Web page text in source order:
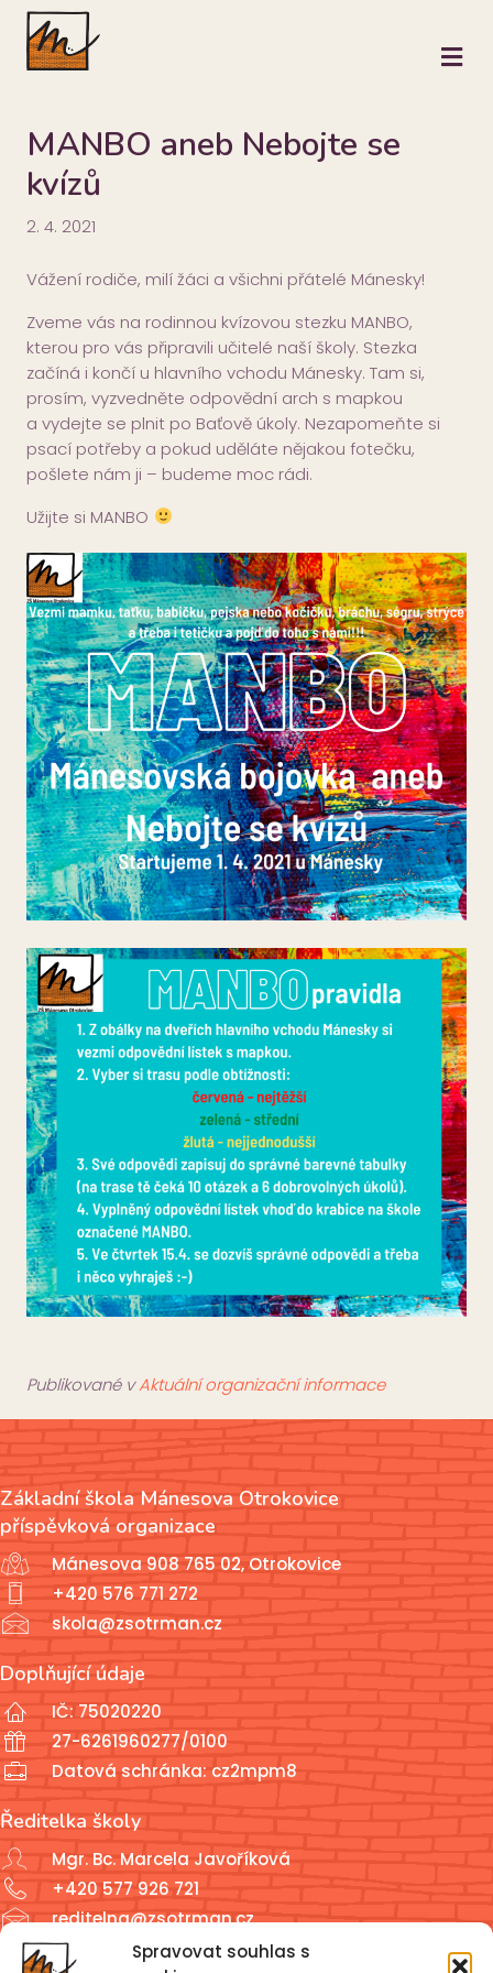
Spravovat souhlas s
MANBO aneb Nebojte se
kvízů
2. 4. 2021
Vážení rodiče, milí žáci a všichni přátelé Mánesky!
Zveme vás na rodinnou kvízovou stezku MANBO,
kterou pro vás připravili učitelé naší školy. Stezka
začíná i končí u hlavního vchodu Mánesky. Tam si,
prosím, vyzvedněte odpovědní arch s mapkou
a vydejte se plnit po Baťově úkoly. Nezapomeňte si
psací potřeby a pokud uděláte nějakou fotečku,
pošlete nám ji – budeme moc rádi.
Užijte si MANBO
Publikované vAktuální organizační informace
Základní škola Mánesova Otrokovice
příspěvková organizace
Mánesova 908 765 02, Otrokovice
+420 576 771 272
skola@zsotrman.cz
Doplňující údaje
IČ: 75020220
27-6261960277/0100
Datová schránka: cz2mpm8
Ředitelka školy
Mgr. Bc. Marcela Javoříková
+420 577 926 721
reditelna@zsotrman.cz